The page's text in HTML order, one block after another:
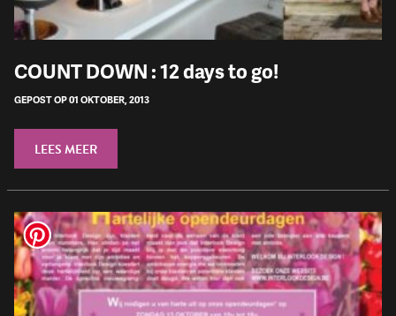
COUNT DOWN : 12 days to go!
GEPOST OP 01 OKTOBER, 2013
LEES MEER